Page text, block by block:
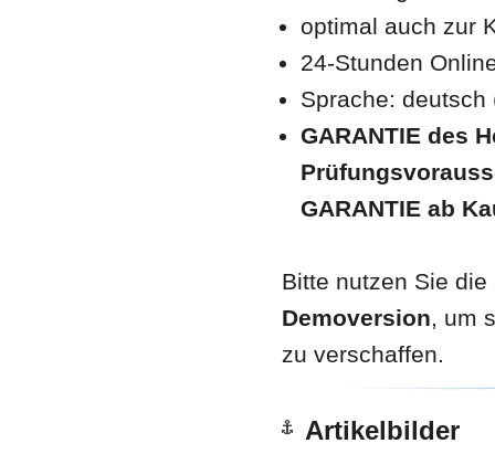
optimal auch zur
24-Stunden
Sprache:
GARANTIE des
GARANTIE ab
Bitte nutzen Sie
Demoversion, um
zu verschaffen.
Artikelbilder